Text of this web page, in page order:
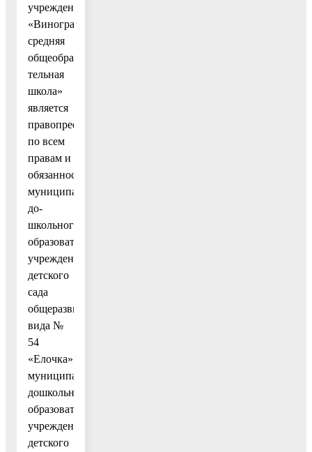
учреждение
«Виноградовская
средняя
общеобразова-
тельная
школа»
является
правопреемником
по всем
правам и
обязанностям
муниципального
до-
школьного
образовательного
учреждения
детского
сада
общеразвивающего
вида №
54
«Елочка»,
муниципального
дошкольного
образовательного
учреждения
детского